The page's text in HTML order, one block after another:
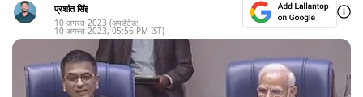
प्रशांत सिंह
10 अगस्त 2023 (अपडेटेड:
10 अगस्त 2023, 05:56 PM IST)